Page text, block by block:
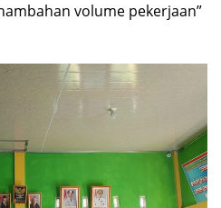
volume pekerjaan”